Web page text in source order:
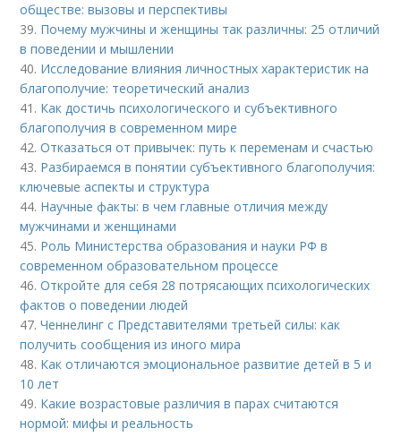
обществе: вызовы и перспективы
39. Почему мужчины и женщины так различны: 25 отличий
в поведении и мышлении
40. Исследование влияния личностных характеристик на
благополучие: теоретический анализ
41. Как достичь психологического и субъективного
благополучия в современном мире
42.Отказаться от привычек: путь к переменам и счастью
43. Разбираемся в понятии субъективного благополучия:
ключевые аспекты и структура
44. Научные факты: в чем главные отличия между
мужчинами и женщинами
45. Роль Министерства образования и науки РФ в
современном образовательном процессе
46.Откройте для себя 28 потрясающих психологических
фактов о поведении людей
47.Ченнелинг с Представителями третьей силы: как
получить сообщения из иного мира
48. Как отличаются эмоциональное развитие детей в 5 и
10 лет
49. Какие возрастовые различия в парах считаются
нормой: мифы и реальность